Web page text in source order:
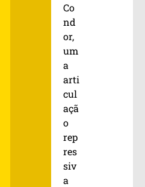
Co
nd
or,
um
a
arti
cul
açã
o
rep
res
siv
a